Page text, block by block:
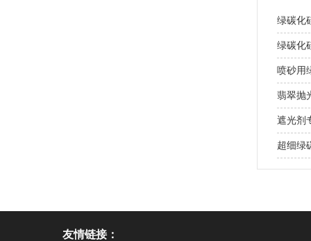
绿碳化
绿碳化
喷砂用
翡翠抛
遮光剂
超细绿
友情链接：